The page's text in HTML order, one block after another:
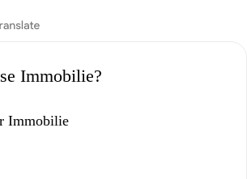
Immobilie?
Immobilie